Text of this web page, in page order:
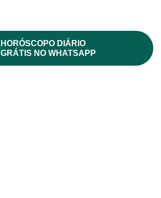
HORÓSCOPO DIÁRIO
GRÁTIS NO WHATSAPP